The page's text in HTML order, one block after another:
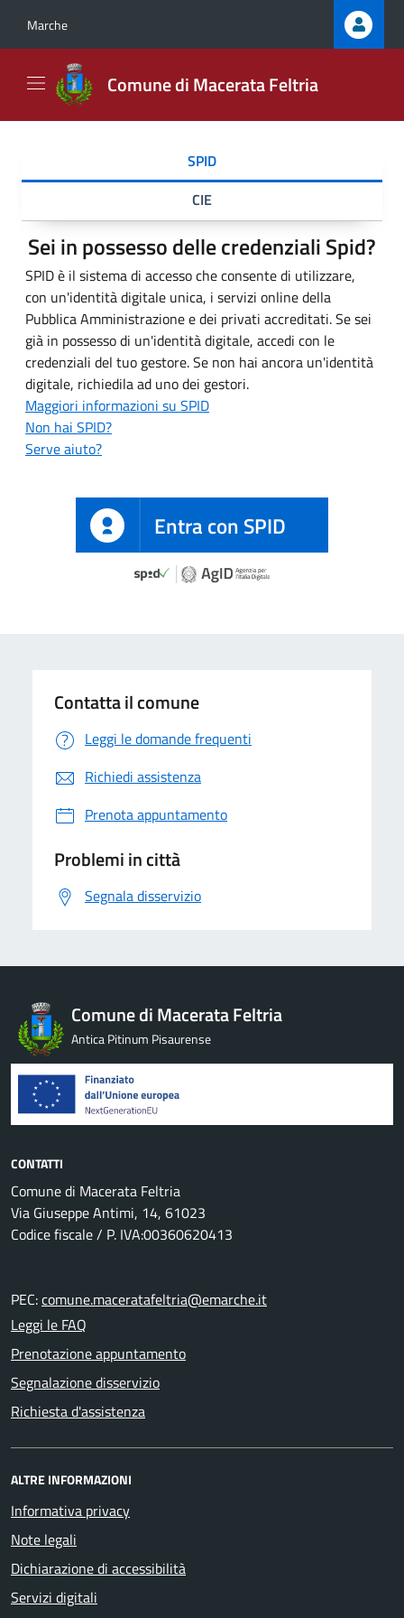
Marche
Comune di Macerata Feltria
SPID
CIE
Sei in possesso delle credenziali Spid?
SPID è il sistema di accesso che consente di utilizzare,
con un'identità digitale unica, i servizi online della
Pubblica Amministrazione e dei privati accreditati. Se sei
già in possesso di un'identità digitale, accedi con le
credenziali del tuo gestore. Se non hai ancora un'identità
digitale, richiedila ad uno dei gestori.
Maggiori informazioni su SPID
Non hai SPID?
Serve aiuto?
Entra con SPID
Contatta il comune
Leggi le domande frequenti
Richiedi assistenza
Prenota appuntamento
Problemi in città
Segnala disservizio
Comune di Macerata Feltria
Antica Pitinum Pisaurense
CONTATTI
Comune di Macerata Feltria
Via Giuseppe Antimi, 14, 61023
Codice fiscale / P. IVA:00360620413
PEC:comune.maceratafeltria@emarche.it
Leggi le FAQ
Prenotazione appuntamento
Segnalazione disservizio
Richiesta d'assistenza
ALTRE INFORMAZIONI
Informativa privacy
Note legali
Dichiarazione di accessibilità
Servizi digitali